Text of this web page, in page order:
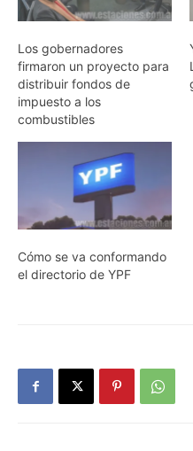
Los gobernadores
firmaron un proyecto para
distribuir fondos de
impuesto a los
combustibles
Cómo se va conformando
el directorio de YPF